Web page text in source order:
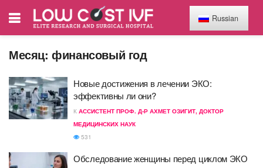
Месяц:финансовый год
Новые достижения в лечении ЭКО:
эффективны ли они?
К АССИСТЕНТ ПРОФ. Д-Р АХМЕТ ОЗИГИТ, ДОКТОР
МЕДИЦИНСКИХ НАУК
531
Обследование женщины перед циклом ЭКО
Russian